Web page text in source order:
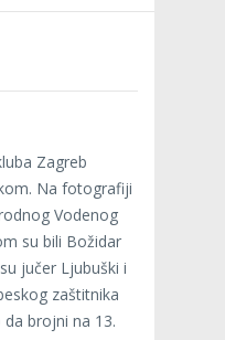
Zagreb
Na fotografiji
Vodenog
su bili Božidar
jučer Ljubuški i
zaštitnika
brojni na 13.